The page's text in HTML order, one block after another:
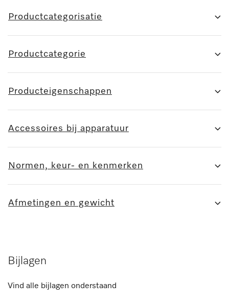
Productcategorisatie
Productcategorie
Producteigenschappen
Accessoires bij apparatuur
Normen, keur- en kenmerken
Afmetingen en gewicht
Bijlagen
Vind alle bijlagen onderstaand